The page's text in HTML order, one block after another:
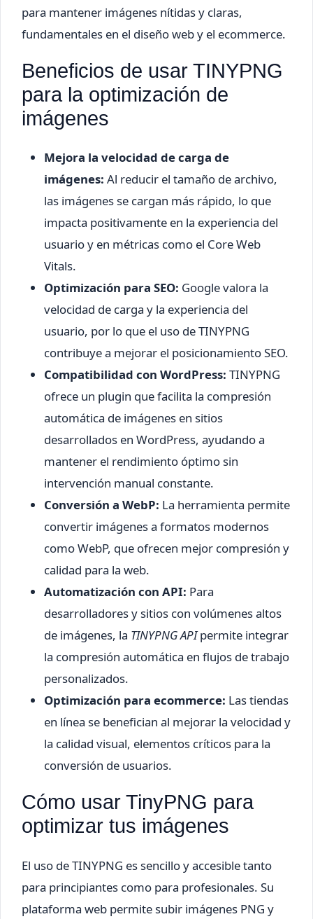
para mantener imágenes nítidas y claras,
fundamentales en el diseño web y el ecommerce.
Beneficios de usar TINYPNG
para la optimización de
imágenes
Mejora la velocidad de carga de
imágenes: Al reducir el tamaño de archivo,
las imágenes se cargan más rápido, lo que
impacta positivamente en la experiencia del
usuario y en métricas como el Core Web
Vitals.
Optimización para SEO: Google valora la
velocidad de carga y la experiencia del
usuario, por lo que el uso de TINYPNG
contribuye a mejorar el posicionamiento SEO.
Compatibilidad con WordPress: TINYPNG
ofrece un plugin que facilita la compresión
automática de imágenes en sitios
desarrollados en WordPress, ayudando a
mantener el rendimiento óptimo sin
intervención manual constante.
Conversión a WebP: La herramienta permite
convertir imágenes a formatos modernos
como WebP, que ofrecen mejor compresión y
calidad para la web.
Automatización con API: Para
desarrolladores y sitios con volúmenes altos
de imágenes, la TINYPNG APIpermite integrar
la compresión automática en flujos de trabajo
personalizados.
Optimización para ecommerce: Las tiendas
en línea se benefician al mejorar la velocidad y
la calidad visual, elementos críticos para la
conversión de usuarios.
Cómo usar TinyPNG para
optimizar tus imágenes
El uso de TINYPNG es sencillo y accesible tanto
para principiantes como para profesionales. Su
plataforma web permite subir imágenes PNG y